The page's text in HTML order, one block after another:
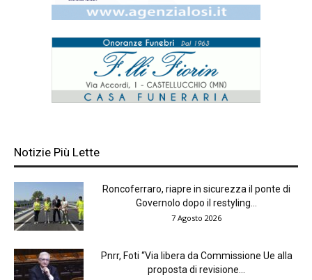
Notizie Più Lette
Roncoferraro, riapre in sicurezza il ponte di
Governolo dopo il restyling...
7 Agosto 2026
Pnrr, Foti “Via libera da Commissione Ue alla
proposta di revisione...